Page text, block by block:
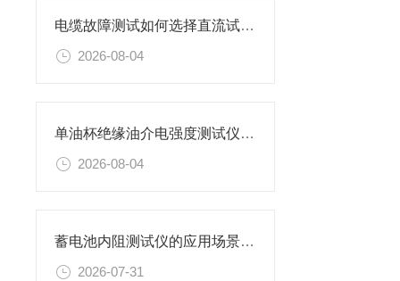
电缆故障测试如何选择直流试验还是交流试验？
2026-08-04
单油杯绝缘油介电强度测试仪特性及操作步骤
2026-08-04
蓄电池内阻测试仪的应用场景有哪些
2026-07-31